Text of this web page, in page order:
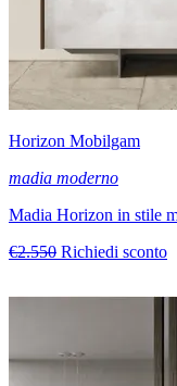
Horizon Mobilgam
madia moderno
Madia Horizon in stile
€2.550 Richiedi sconto